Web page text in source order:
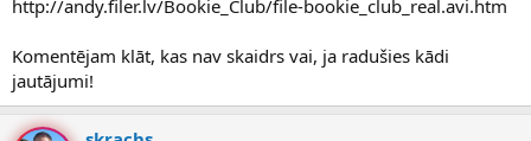
c
j
s
http://andy.filer.lv/Bookie_Club/file-bookie_club_real.avi.htm
Komentējam klāt, kas nav skaidrs vai, ja radušies kādi
jautājumi!